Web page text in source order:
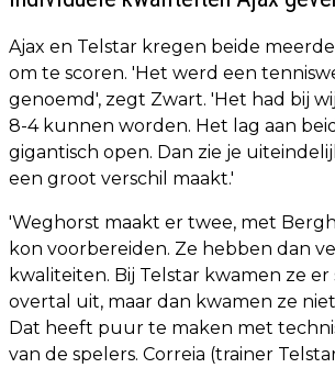
Ajax en Telstar kregen beide
om te scoren. 'Het werd een
genoemd', zegt Zwart. 'Het had bij
8-4 kunnen worden. Het lag aan
gigantisch open. Dan zie je
een groot verschil maakt.'
'Weghorst maakt er twee, met
kon voorbereiden. Ze hebben dan
kwaliteiten. Bij Telstar kwamen ze er
overtal uit, maar dan kwamen ze
Dat heeft puur te maken met
van de spelers. Correia (trainer